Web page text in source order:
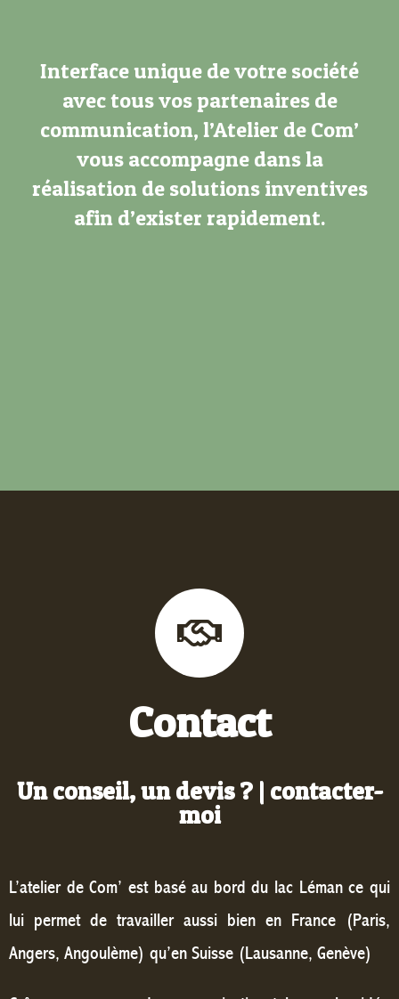
Interface unique de votre société
avec tous vos partenaires de
communication, l’Atelier de Com’
vous accompagne dans la
réalisation de solutions inventives
afin d’exister rapidement.
Contact
Un conseil, un devis ? | contacter-
moi
L’atelier de Com’ est basé au bord du lac Léman ce qui
lui permet de travailler aussi bien en France (Paris,
Angers, Angoulème) qu’en Suisse (Lausanne, Genève)